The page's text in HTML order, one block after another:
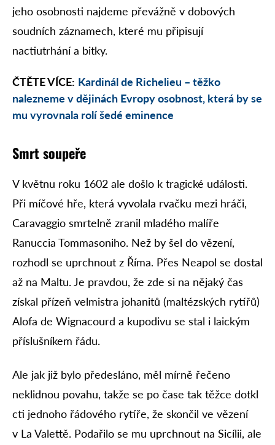
jeho osobnosti najdeme převážně v dobových
soudních záznamech, které mu připisují
nactiutrhání a bitky.
ČTĚTE VÍCE: Kardinál de Richelieu – těžko
nalezneme v dějinách Evropy osobnost, která by se
mu vyrovnala rolí šedé eminence
Smrt soupeře
V květnu roku 1602 ale došlo k tragické události.
Při míčové hře, která vyvolala rvačku mezi hráči,
Caravaggio smrtelně zranil mladého malíře
Ranuccia Tommasoniho. Než by šel do vězení,
rozhodl se uprchnout z Říma. Přes Neapol se dostal
až na Maltu. Je pravdou, že zde si na nějaký čas
získal přízeň velmistra johanitů (maltézských rytířů)
Alofa de Wignacourd a kupodivu se stal i laickým
příslušníkem řádu.
Ale jak již bylo předesláno, měl mírně řečeno
neklidnou povahu, takže se po čase tak těžce dotkl
cti jednoho řádového rytíře, že skončil ve vězení
v La Valettě. Podařilo se mu uprchnout na Sicílii, ale